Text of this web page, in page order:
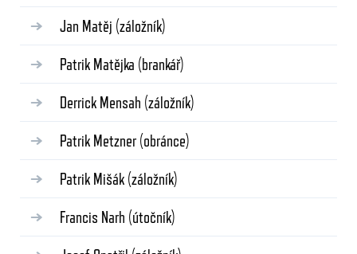
Jan Matěj (záložník)
Patrik Matějka (brankář)
Derrick Mensah (záložník)
Patrik Metzner (obránce)
Patrik Mišák (záložník)
Francis Narh (útočník)